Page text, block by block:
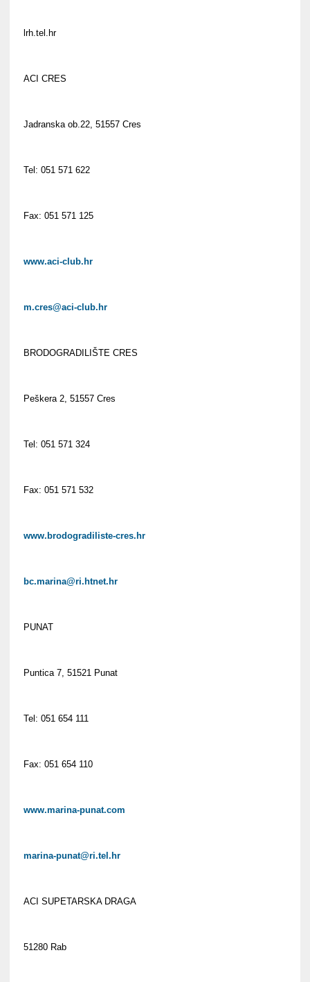
lrh.tel.hr
ACI CRES
Jadranska ob.22, 51557 Cres
Tel: 051 571 622
Fax: 051 571 125
www.aci-club.hr
m.cres@aci-club.hr
BRODOGRADILIŠTE CRES
Peškera 2, 51557 Cres
Tel: 051 571 324
Fax: 051 571 532
www.brodogradiliste-cres.hr
bc.marina@ri.htnet.hr
PUNAT
Puntica 7, 51521 Punat
Tel: 051 654 111
Fax: 051 654 110
www.marina-punat.com
marina-punat@ri.tel.hr
ACI SUPETARSKA DRAGA
51280 Rab